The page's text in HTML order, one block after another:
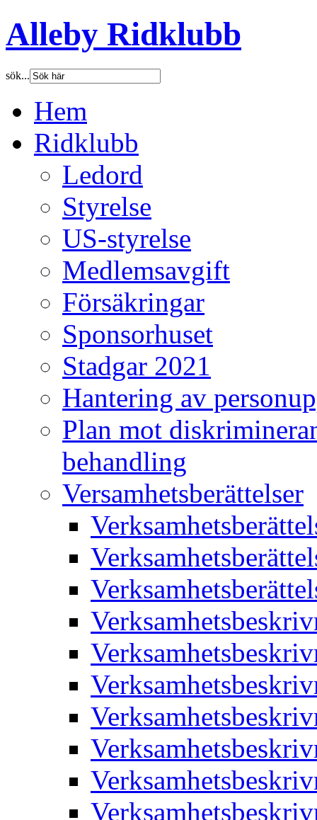
Alleby Ridklubb
sök...
Hem
Ridklubb
Ledord
Styrelse
US-styrelse
Medlemsavgift
Försäkringar
Sponsorhuset
Stadgar 2021
Hantering av
Plan mot
behandling
Versamhetsberättelser